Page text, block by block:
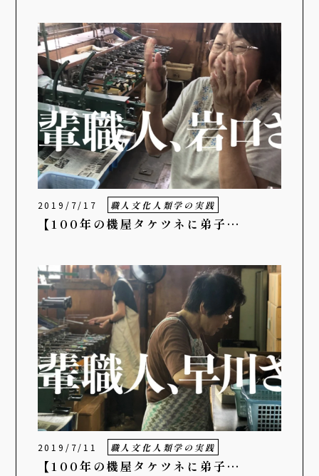
2019/7/17 職人文化人類学の実践
【100年の機屋タケツネに弟子…
2019/7/11 職人文化人類学の実践
【100年の機屋タケツネに弟子…